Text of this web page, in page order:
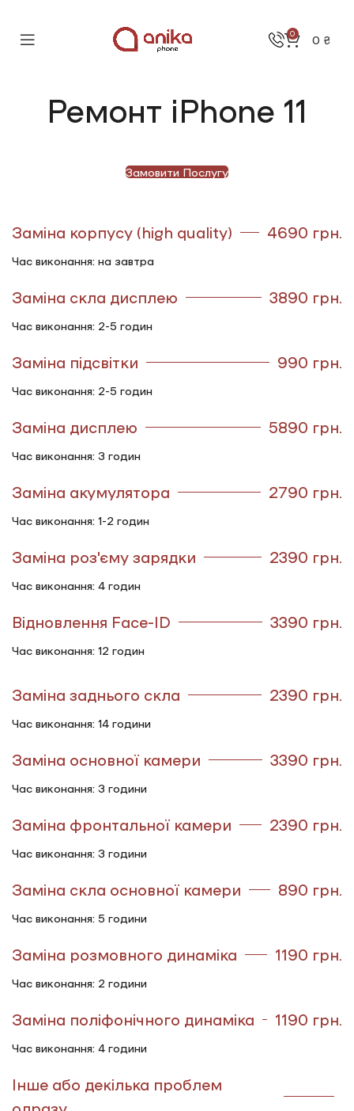
0 0 ₴
Ремонт iPhone 11
Замовити Послугу
Заміна корпусу (high quality) 4690 грн.
Час виконання: на завтра
Заміна скла дисплею 3890 грн.
Час виконання: 2-5 годин
Заміна підсвітки 990 грн.
Час виконання: 2-5 годин
Заміна дисплею 5890 грн.
Час виконання: 3 годин
Заміна акумулятора 2790 грн.
Час виконання: 1-2 годин
Заміна роз'єму зарядки 2390 грн.
Час виконання: 4 годин
Відновлення Face-ID 3390 грн.
Час виконання: 12 годин
Заміна заднього скла 2390 грн.
Час виконання: 14 години
Заміна основної камери 3390 грн.
Час виконання: 3 години
Заміна фронтальної камери 2390 грн.
Час виконання: 3 години
Заміна скла основної камери 890 грн.
Час виконання: 5 години
Заміна розмовного динаміка 1190 грн.
Час виконання: 2 години
Заміна поліфонічного динаміка 1190 грн.
Час виконання: 4 години
Інше або декілька проблем